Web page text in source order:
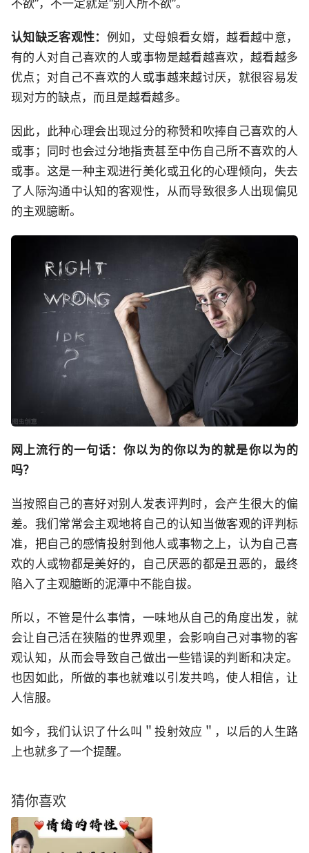
不欲”，不一定就是“别人所不欲”。
认知缺乏客观性： 例如，丈母娘看女婿，越看越中意，
有的人对自己喜欢的人或事物是越看越喜欢，越看越多
优点；对自己不喜欢的人或事越来越讨厌，就很容易发
现对方的缺点，而且是越看越多。
因此，此种心理会出现过分的称赞和吹捧自己喜欢的人
或事；同时也会过分地指责甚至中伤自己所不喜欢的人
或事。这是一种主观进行美化或丑化的心理倾向，失去
了人际沟通中认知的客观性，从而导致很多人出现偏见
的主观臆断。
网上流行的一句话：你以为的你以为的就是你以为的
吗？
当按照自己的喜好对别人发表评判时，会产生很大的偏
差。我们常常会主观地将自己的认知当做客观的评判标
准，把自己的感情投射到他人或事物之上，认为自己喜
欢的人或物都是美好的，自己厌恶的都是丑恶的，最终
陷入了主观臆断的泥潭中不能自拔。
所以，不管是什么事情，一味地从自己的角度出发，就
会让自己活在狭隘的世界观里，会影响自己对事物的客
观认知，从而会导致自己做出一些错误的判断和决定。
也因如此，所做的事也就难以引发共鸣，使人相信，让
人信服。
如今，我们认识了什么叫＂投射效应＂，以后的人生路
上也就多了一个提醒。
猜你喜欢